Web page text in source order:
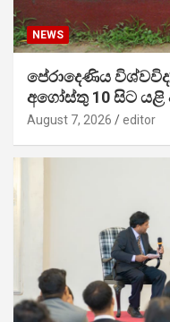
NEWS
පේරාදෙණිය
අගෝස්තු 10 සිට යළි
August 7, 2026 editor